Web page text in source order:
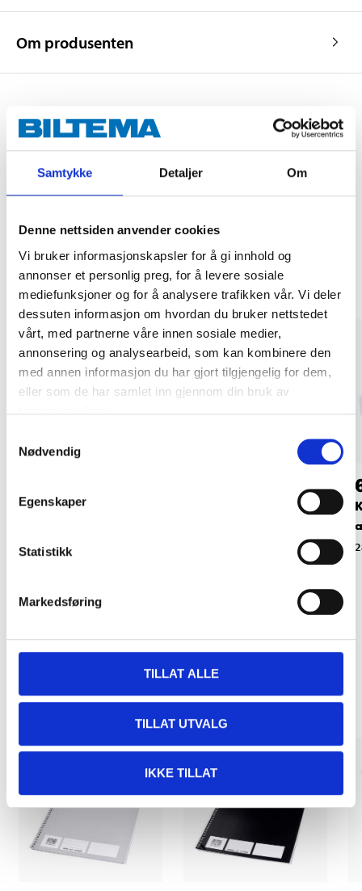
Samtykke Detaljer Om
Denne nettsiden anvender cookies
Vi bruker informasjonskapsler for å gi innhold og
annonser et personlig preg, for å levere sosiale
mediefunksjoner og for å analysere trafikken vår. Vi deler
dessuten informasjon om hvordan du bruker nettstedet
vårt, med partnerne våre innen sosiale medier,
annonsering og analysearbeid, som kan kombinere den
med annen informasjon du har gjort tilgjengelig for dem,
eller som de har samlet inn gjennom din bruk av
Nødvendig
Egenskaper
Statistikk
Markedsføring
TILLAT ALLE
TILLAT UTVALG
IKKE TILLAT
Om produsenten
Kjøp & Hent
LES MER
Andre kunder har også kjøpt
Notatblokk A5, 3-pk. Notatblokk, 400 ark
Relaterte produkter